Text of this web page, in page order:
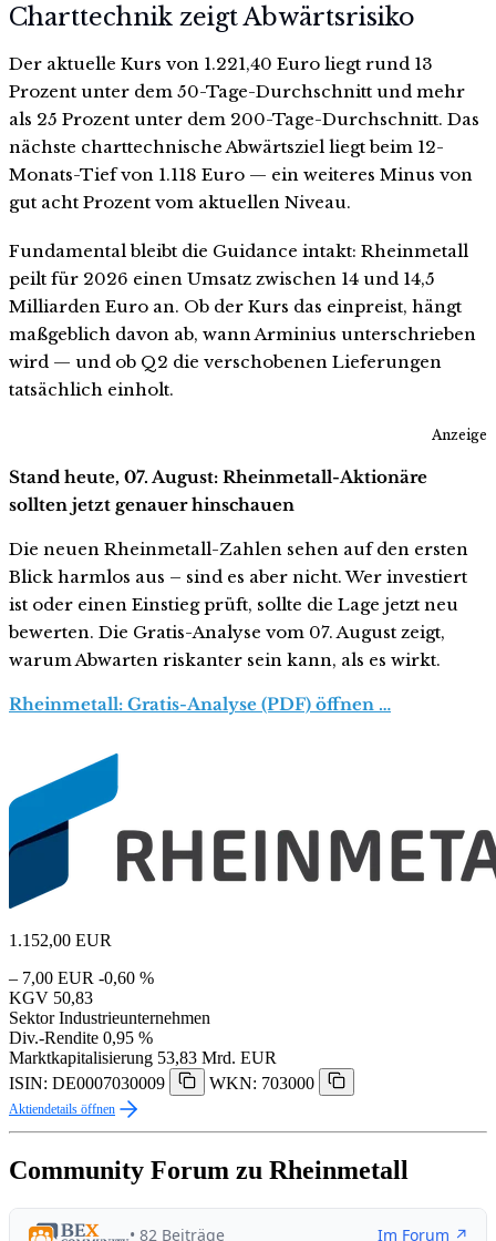
Charttechnik zeigt Abwärtsrisiko
Der aktuelle Kurs von 1.221,40 Euro liegt rund 13
Prozent unter dem 50-Tage-Durchschnitt und mehr
als 25 Prozent unter dem 200-Tage-Durchschnitt. Das
nächste charttechnische Abwärtsziel liegt beim 12-
Monats-Tief von 1.118 Euro — ein weiteres Minus von
gut acht Prozent vom aktuellen Niveau.
Fundamental bleibt die Guidance intakt: Rheinmetall
peilt für 2026 einen Umsatz zwischen 14 und 14,5
Milliarden Euro an. Ob der Kurs das einpreist, hängt
maßgeblich davon ab, wann Arminius unterschrieben
wird — und ob Q2 die verschobenen Lieferungen
tatsächlich einholt.
Anzeige
Stand heute, 07. August: Rheinmetall-Aktionäre
sollten jetzt genauer hinschauen
Die neuen Rheinmetall-Zahlen sehen auf den ersten
Blick harmlos aus – sind es aber nicht. Wer investiert
ist oder einen Einstieg prüft, sollte die Lage jetzt neu
bewerten. Die Gratis-Analyse vom 07. August zeigt,
warum Abwarten riskanter sein kann, als es wirkt.
Rheinmetall: Gratis-Analyse (PDF) öffnen …
1.152,00 EUR
– 7,00 EUR -0,60 %
KGV 50,83
Sektor Industrieunternehmen
Div.-Rendite 0,95 %
Marktkapitalisierung 53,83 Mrd. EUR
ISIN: DE0007030009
WKN: 703000
Aktiendetails öffnen
Community Forum zu Rheinmetall